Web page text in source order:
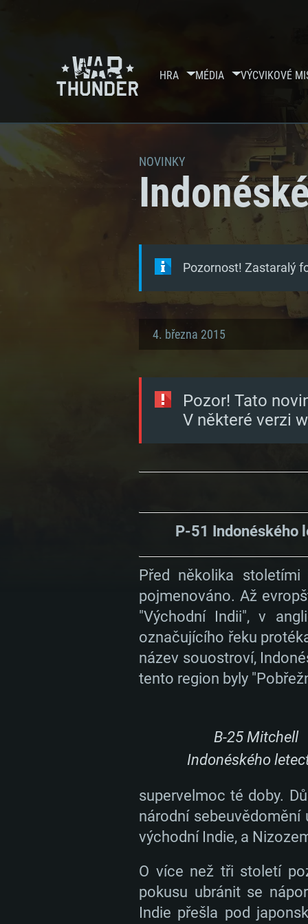
HRA MÉDIA VÝCVIKOVÉ
NOVINKY
Pozornost! Zastaralý
4. března 2015
Pozor! Tato
V některé verzi
P-51 Indonéského
Před několika
pojmenováno. Až
"Východní Indii", v
označujícího řeku
název souostroví,
tento region byly
B-25 Mitchell
Indonéského
supervelmoc té doby.
národní
východní Indie, a
O více než tři století
pokusu ubránit se
Indie přešla pod